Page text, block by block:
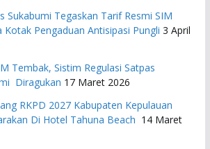
Sukabumi Tegaskan Tarif Resmi SIM
Kotak Pengaduan Antisipasi Pungli 3 April
Tembak, Sistim Regulasi Satpas
Diragukan 17 Maret 2026
RKPD 2027 ​Kabupaten Kepulauan
Di Hotel Tahuna Beach 14 Maret